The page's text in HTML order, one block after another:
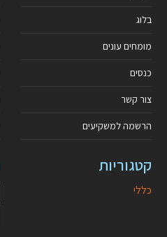
בלוג
מומחים עונים
כנסים
צור קשר
הרשמה למשקיעים
קטגוריות
כללי